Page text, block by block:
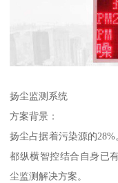
扬尘监测系统
方案背景：
扬尘占据着污染源的
都纵横智控结合自身已
尘监测解决方案。